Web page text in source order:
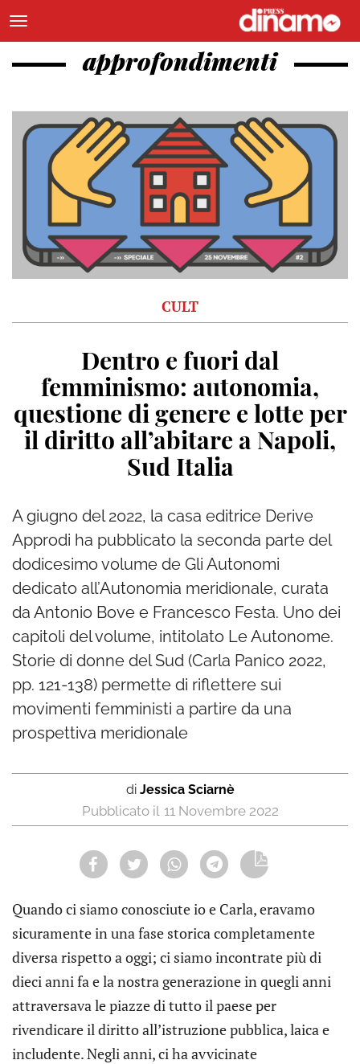
approfondimenti
CULT
Dentro e fuori dal
femminismo: autonomia,
questione di genere e lotte per
il diritto all’abitare a Napoli,
Sud Italia
A giugno del 2022, la casa editrice Derive
Approdi ha pubblicato la seconda parte del
dodicesimo volume de Gli Autonomi
dedicato all’Autonomia meridionale, curata
da Antonio Bove e Francesco Festa. Uno dei
capitoli del volume, intitolato Le Autonome.
Storie di donne del Sud (Carla Panico 2022,
pp. 121-138) permette di riflettere sui
movimenti femministi a partire da una
prospettiva meridionale
di Jessica Sciarnè
11 Novembre 2022
Quando ci siamo conosciute io e Carla, eravamo
sicuramente in una fase storica completamente
diversa rispetto a oggi; ci siamo incontrate più di
dieci anni fa e la nostra generazione in quegli anni
attraversava le piazze di tutto il paese per
rivendicare il diritto all’istruzione pubblica, laica e
includente. Negli anni, ci ha avvicinate